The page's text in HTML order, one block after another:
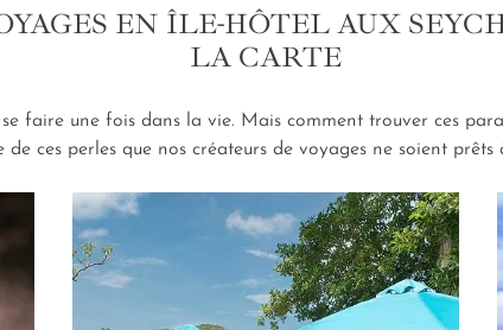
EN ÎLE-HÔTEL AUX
LA CARTE
faire une fois dans la vie. Mais comment trouver ces
ces perles que nos créateurs de voyages ne soient prêts